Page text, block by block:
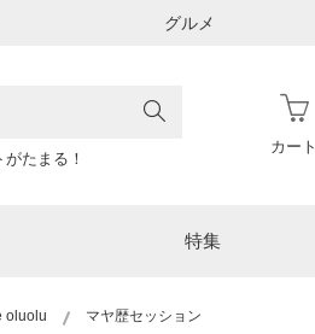
グルメ
たまる！
カート
特集
oluolu マヤ歴セッション